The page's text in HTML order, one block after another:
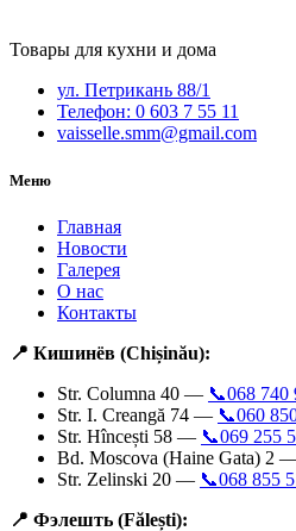
Товары для кухни и дома
ул. Петрикань 88/1
Телефон: 0 603 7 55 11
vaisselle.smm@gmail.com
Меню
Главная
Новости
Галерея
О нас
Контакты
📍 Кишинёв (Chișinău):
Str. Columna 40 — 📞068 740
Str. I. Creangă 74 — 📞060
Str. Hîncești 58 — 📞069 255
Bd. Moscova (Haine Gata) 2
Str. Zelinski 20 — 📞068 855
📍 Фэлешть (Fălești):